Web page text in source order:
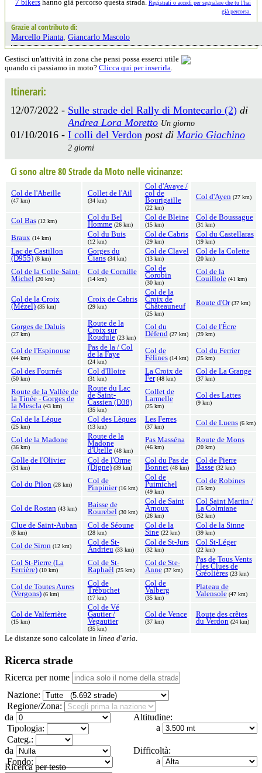
7 bikers hanno già percorso questa strada. Registrati o accedi per segnalare che tu l'hai
già percorsa.
Grazie al contributo di:
Marcello Pianta Giancarlo Mascolo
Gestisci un'attività in zona che pensi possa esserci utile
quando ci passiamo in moto? Clicca qui per inserirla.
Itinerari:
12/07/2022 - Sulle strade del Rally di Montecarlo (2) di
Andrea Lora Moretto Un giorno
01/10/2016 - I colli del Verdon post di Mario Giachino
2 giorni
Ci sono altre 80 Strade da Moto nelle vicinanze:
Col de l'Abeille
(47 km)
Collet de l'Ail
(34 km)
Col d'Avaye /
col de
Bourigaille
(22 km)
Col d'Ayen (27 km)
Col Bas (12 km)
Col du Bel
Homme (26 km)
Col de Bleine
(15 km)
Col de Boussague
(31 km)
Braux (14 km) Col du Buis
(12 km)
Col de Cabris
(29 km)
Col du Castellaras
(19 km)
Lac de Castillon
(D955) (8 km)
Gorges du
Cians (34 km)
Col de Clavel
(13 km)
Col de la Colette
(20 km)
Col de la Colle-Saint-
Michel (20 km)
Col de Cornille
(14 km)
Col de
Corobin
(30 km)
Col de la
Couillole (41 km)
Col de la Croix
(Mézel) (35 km)
Croix de Cabris
(29 km)
Col de la
Croix de
Châteauneuf
(25 km)
Route d'Or (37 km)
Gorges de Daluis
(27 km)
Route de la
Croix sur
Roudule (23 km)
Col du
Défend (27 km)
Col de l'Êcre
(29 km)
Col de l'Espinouse
(44 km)
Pas de la / Col
de la Faye
(24 km)
Col de
Félines (14 km)
Col du Ferrier
(25 km)
Col des Fournés
(50 km)
Col d'Illoire
(31 km)
La Croix de
Fer (48 km)
Col de La Grange
(37 km)
Route de la Vallée de
la Tinée - Gorges de
la Mescla (43 km)
Route du Lac
de Saint-
Cassien (D38)
(35 km)
Collet de
Larmelle
(25 km)
Col des Lattes
(9 km)
Col de la Léque
(25 km)
Col des Lèques
(13 km)
Les Ferres
(37 km) Col de Luens (6 km)
Col de la Madone
(36 km)
Route de la
Madone
d'Utelle (48 km)
Pas Masséna
(46 km)
Route de Mons
(20 km)
Colle de l'Olivier
(31 km)
Col de l'Orme
(Digne) (39 km)
Col du Pas de
Bonnet (48 km)
Col de Pierre
Basse (32 km)
Col du Pilon (28 km)
Col de
Pinpinier (16 km)
Col de
Puimichel
(49 km)
Col de Robines
(15 km)
Col de Rostan (43 km)
Baisse de
Rourebel (30 km)
Col de Saint
Arnoux
(26 km)
Col Saint Martin /
La Colmiane
(52 km)
Clue de Saint-Auban
(8 km)
Col de Séoune
(28 km)
Col de la
Sine (22 km)
Col de la Sinne
(39 km)
Col de Siron (12 km)
Col de St-
Andrieu (33 km)
Col de St-Jurs
(32 km)
Col St-Léger
(22 km)
Col St-Pierre (La
Ferrière) (10 km)
Col de St-
Raphaël (25 km)
Col de Ste-
Anne (37 km)
Pas de Tous Vents
/ les Clues de
Gréolières (23 km)
Col de Toutes Aures
(Vergons) (6 km)
Col de
Trébuchet
(17 km)
Col de
Valberg
(35 km)
Plateau de
Valensole (47 km)
Col de Valferrière
(15 km)
Col de Vé
Gautier /
Vegautier
(35 km)
Col de Vence
(37 km)
Route des crêtes
du Verdon (24 km)
Le distanze sono calcolate in linea d'aria.
Ricerca strade
Ricerca per nome
Nazione:
Regione/Zona:
Altitudine:
da
a
Tipologia:
Categ.:
Difficoltà:
da
a
Fondo:
Ricerca per testo